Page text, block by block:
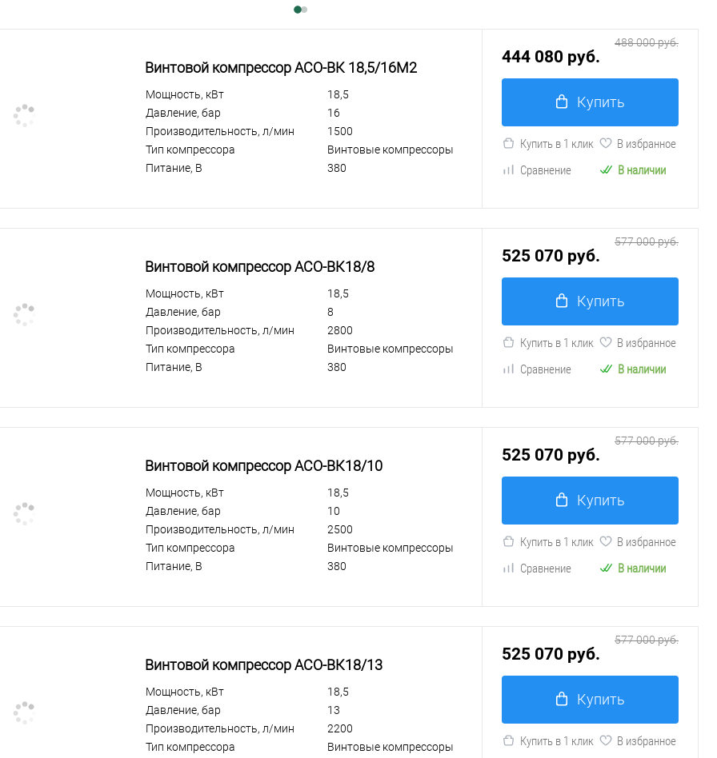
Винтовой компрессор АСО-ВК 18,5/16М2
Мощность, кВт
18,5
Давление, бар
16
Производительность, л/мин
1500
Тип компрессора
Винтовые компрессоры
Питание, В
380
444 080 руб.
488 000 руб.
Купить
Купить в 1 клик
В избранное
Сравнение
В наличии
Винтовой компрессор АСО-ВК18/8
Мощность, кВт
18,5
Давление, бар
8
Производительность, л/мин
2800
Тип компрессора
Винтовые компрессоры
Питание, В
380
525 070 руб.
577 000 руб.
Купить
Купить в 1 клик
В избранное
Сравнение
В наличии
Винтовой компрессор АСО-ВК18/10
Мощность, кВт
18,5
Давление, бар
10
Производительность, л/мин
2500
Тип компрессора
Винтовые компрессоры
Питание, В
380
525 070 руб.
577 000 руб.
Купить
Купить в 1 клик
В избранное
Сравнение
В наличии
Винтовой компрессор АСО-ВК18/13
Мощность, кВт
18,5
Давление, бар
13
Производительность, л/мин
2200
Тип компрессора
Винтовые компрессоры
525 070 руб.
577 000 руб.
Купить
Купить в 1 клик
В избранное